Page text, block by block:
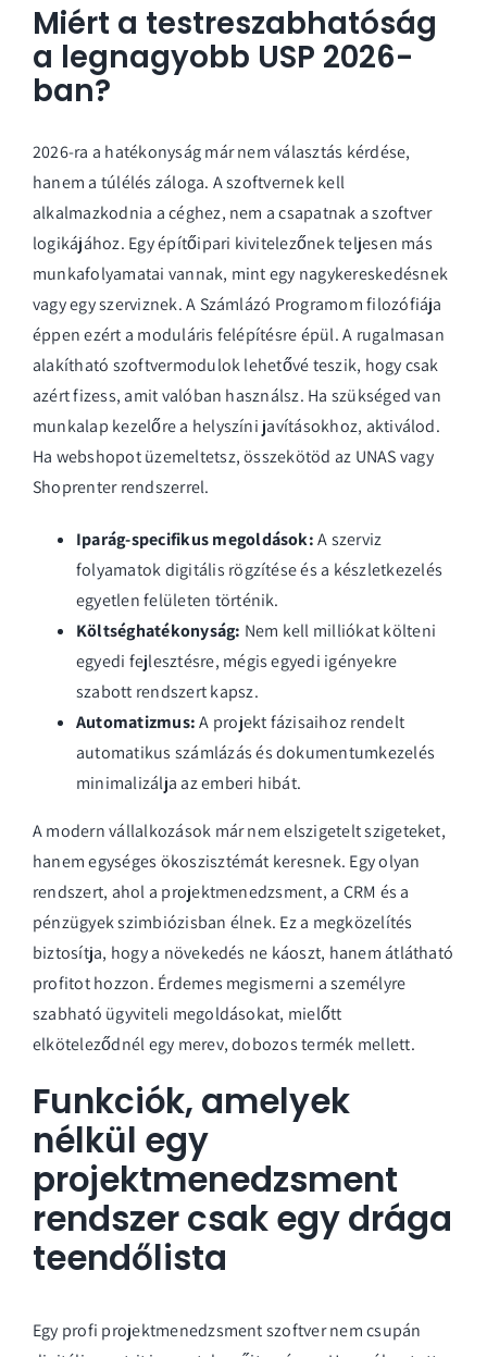
Miért a testreszabhatóság
a legnagyobb USP 2026-
ban?
2026-ra a hatékonyság már nem választás kérdése,
hanem a túlélés záloga. A szoftvernek kell
alkalmazkodnia a céghez, nem a csapatnak a szoftver
logikájához. Egy építőipari kivitelezőnek teljesen más
munkafolyamatai vannak, mint egy nagykereskedésnek
vagy egy szerviznek. A Számlázó Programom filozófiája
éppen ezért a moduláris felépítésre épül.A rugalmasan
alakítható szoftvermoduloklehetővé teszik, hogy csak
azért fizess, amit valóban használsz. Ha szükséged van
munkalap kezelőre a helyszíni javításokhoz, aktiválod.
Ha webshopot üzemeltetsz, összekötöd az UNAS vagy
Shoprenter rendszerrel.
Iparág-specifikus megoldások:A szerviz
folyamatok digitális rögzítése és a készletkezelés
egyetlen felületen történik.
Költséghatékonyság: Nem kell milliókat költeni
egyedi fejlesztésre, mégis egyedi igényekre
szabott rendszert kapsz.
Automatizmus:A projekt fázisaihoz rendelt
automatikus számlázás és dokumentumkezelés
minimalizálja az emberi hibát.
A modern vállalkozások már nem elszigetelt szigeteket,
hanem egységes ökoszisztémát keresnek. Egy olyan
rendszert, ahol a projektmenedzsment, a CRM és a
pénzügyek szimbiózisban élnek. Ez a megközelítés
biztosítja, hogy a növekedés ne káoszt, hanem átlátható
profitot hozzon. Érdemes megismerni aszemélyre
szabható ügyviteli megoldásokat, mielőtt
elköteleződnél egy merev, dobozos termék mellett.
Funkciók, amelyek
nélkül egy
projektmenedzsment
rendszer csak egy drága
teendőlista
Egy profi projektmenedzsment szoftver nem csupán